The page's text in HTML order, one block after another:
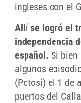
ingleses con el
Allí se logró el
independencia
español. Si bien
algunos
(Potosi) el 1 de
puertos del